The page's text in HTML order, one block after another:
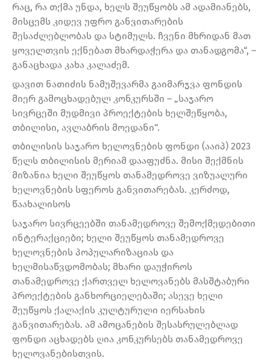
რაც, რა თქმა უნდა, ხელს შეუწყობს ამ ადამიანებს,
მისცემს კიდევ უფრო განვითარების
შესაძლებლობას და სტიმულს. ჩვენი მხრიდან მათ
ყოველთვის ექნებათ მხარდაჭერა და თანადგომა“, –
განაცხადა კახა კალაძემ.
დავით ნათიძის ნამუშევარმა გაიმარჯვა ფონდის
მიერ გამოცხადებულ კონკურსში – „საჯარო
სივრცეში მუდმივი პროექტების ხელშეწყობა,
თბილისი, ავლაბრის მოედანი“.
თბილისის საჯარო ხელოვნების ფონდი (ააიპ) 2023
წელს თბილისის მერიამ დააფუძნა. მისი შექმნის
მიზანია ხელი შეუწყოს თანამედროვე ვიზუალური
ხელოვნების სფეროს განვითარებას. კერძოდ,
წაახალისოს
საჯარო სივრცეებში თანამედროვე შემოქმედებითი
ინტერაქციები; ხელი შეუწყოს თანამედროვე
ხელოვნების პოპულარიზაციას და
ხელმისაწვდომობას; მხარი დაუჭიროს
თანამედროვე ქართველ ხელოვანებს მასშტაბური
პროექტების განხორციელებაში; ასევე ხელი
შეუწყოს ქალაქის კულტურული იერსახის
განვითარებას. ამ ამოცანების შესასრულებლად
ფონდი აცხადებს ღია კონკურსებს თანამედროვე
ხელოვანებისთვის.